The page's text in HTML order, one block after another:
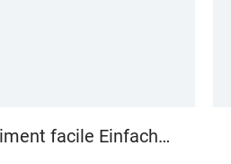
facile Einfach